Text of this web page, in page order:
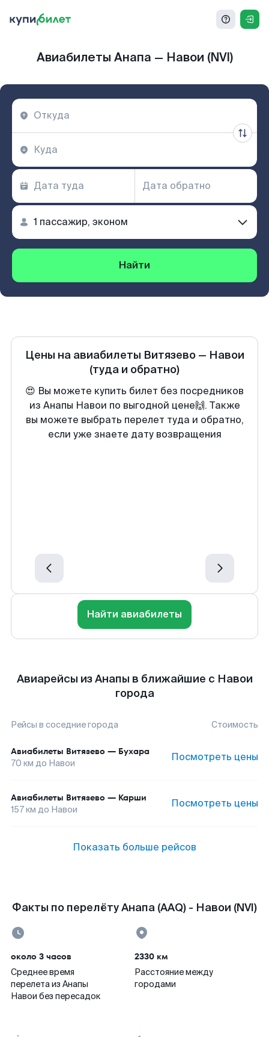
Авиабилеты Анапа — Навои (NVI)
Найти
Цены на авиабилеты Витязево— Навои
(туда и обратно)
😍 Вы можете купить билет без посредников
из Анапы Навои по выгодной цене🙌. Также
вы можете выбрать перелет туда и обратно,
если уже знаете дату возвращения
Найти авиабилеты
Авиарейсы из Анапы в ближайшие с Навои
города
Рейсы в соседние города Стоимость
Авиабилеты Витязево — Бухара
70 км до Навои Посмотреть цены
Авиабилеты Витязево — Карши
157км до Навои Посмотреть цены
Показать больше рейсов
Факты по перелёту Анапа (AAQ) - Навои (NVI)
около 3 часов
Среднее время
перелета из Анапы
Навои без пересадок
2330 км
Расстояние между
городами